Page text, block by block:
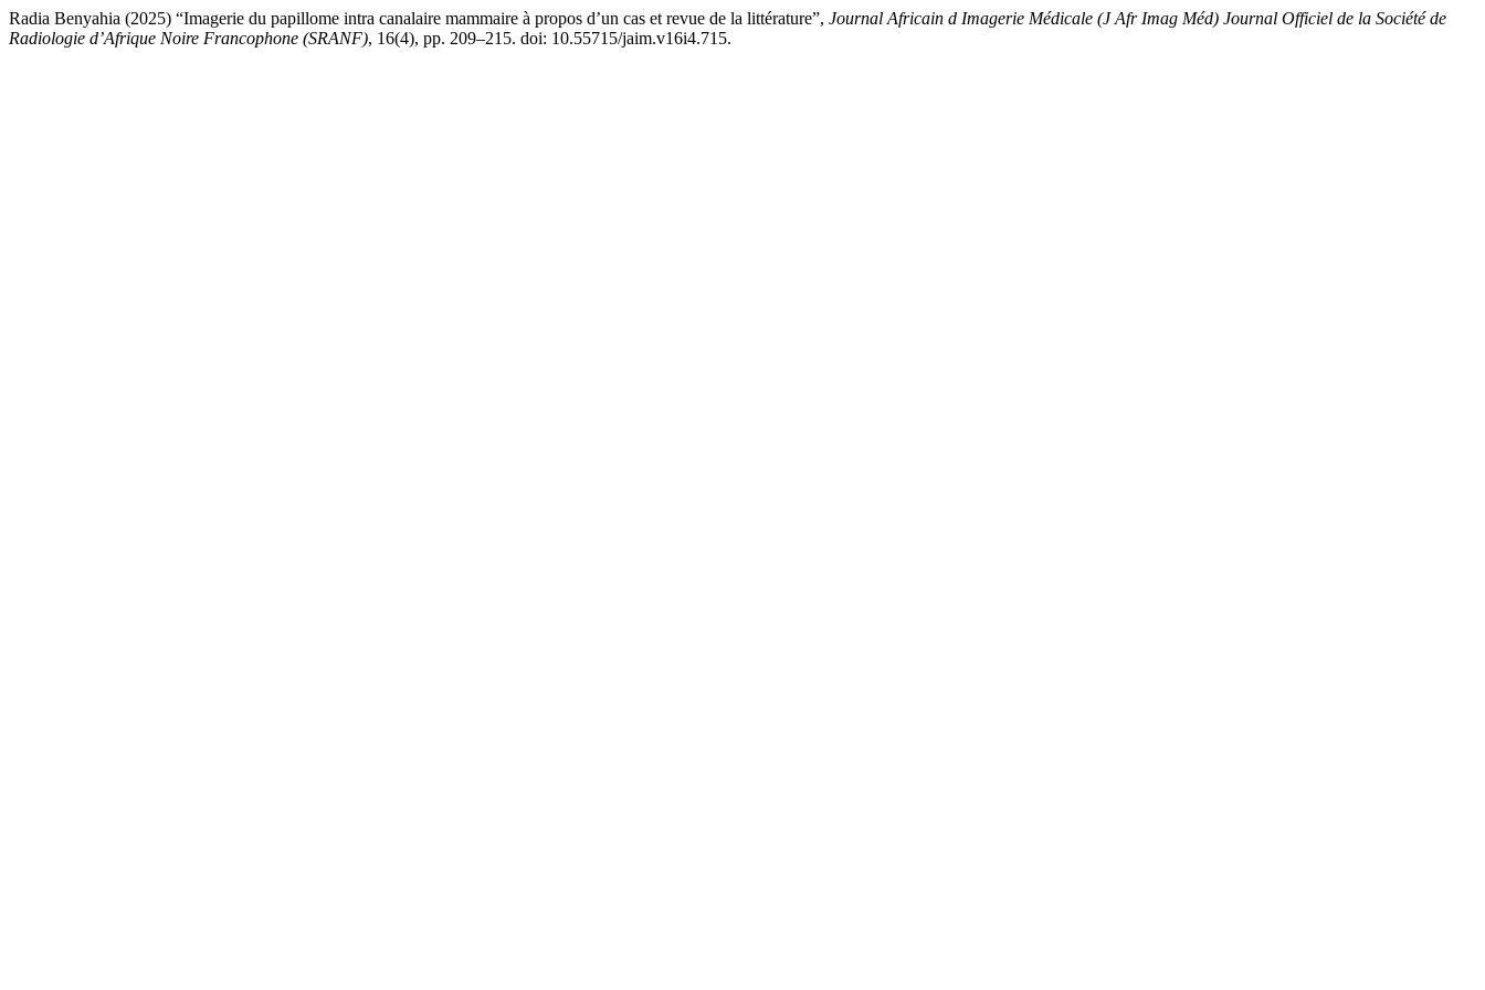
Radia Benyahia (2025) “Imagerie du papillome intra canalaire mammaire à propos d’un cas et revue de la littérature”, Journal Africain d Imagerie Médicale (J Afr Imag Méd) Journal Officiel de la Société de
Radiologie d’Afrique Noire Francophone (SRANF), 16(4), pp. 209–215. doi: 10.55715/jaim.v16i4.715.